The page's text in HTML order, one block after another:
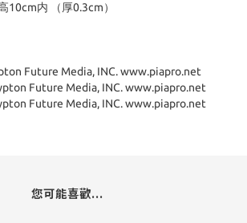
10cm内 （厚0.3cm）
Future Media, INC. www.piapro.net
Future Media, INC. www.piapro.net
Future Media, INC. www.piapro.net
您可能喜歡...